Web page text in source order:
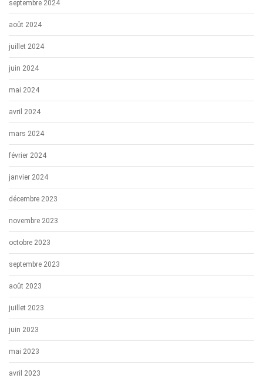
septembre 2024
août 2024
juillet 2024
juin 2024
mai 2024
avril 2024
mars 2024
février 2024
janvier 2024
décembre 2023
novembre 2023
octobre 2023
septembre 2023
août 2023
juillet 2023
juin 2023
mai 2023
avril 2023